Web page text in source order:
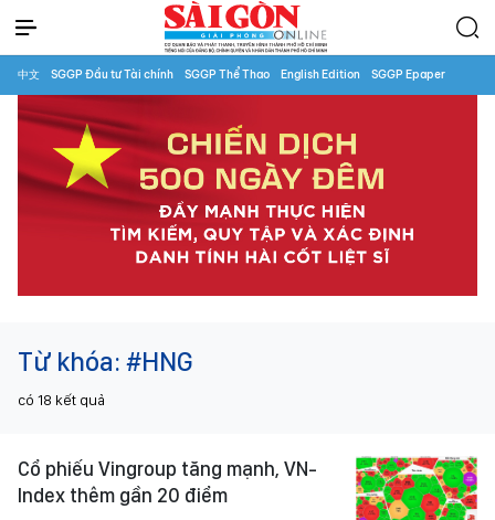
中文 SGGP Đầu tư Tài chính SGGP Thể Thao English Edition SGGP Epaper
Từ khóa: #HNG
có 18 kết quả
Cổ phiếu Vingroup tăng mạnh, VN-
Index thêm gần 20 điểm